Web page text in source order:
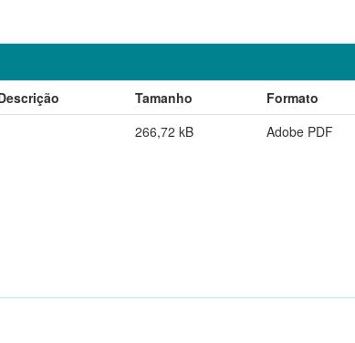
Tamanho
Formato
266,72 kB Adobe PDF